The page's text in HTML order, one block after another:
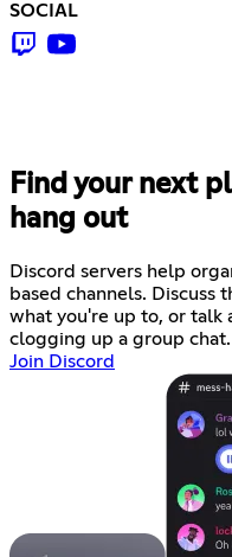
SOCIAL
Find your next
hang out
Discord servers help
based channels. Discuss
what you're up to, or
clogging up a group chat.
Join Discord